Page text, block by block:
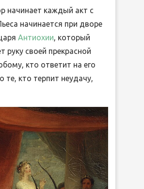
начинает каждый акт с
начинается при дворе
Антиохии, который
руку своей прекрасной
кто ответит на его
те, кто терпит неудачу,